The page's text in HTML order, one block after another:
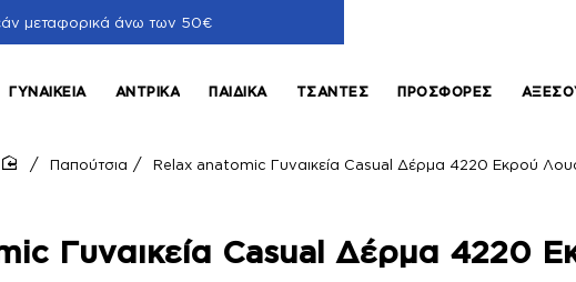
μεταφορικά άνω των 50€
ΓΥΝΑΙΚΕΊΑ ΑΝΤΡΙΚΆ ΠΑΙΔΙΚΆ ΤΣΆΝΤΕΣ ΠΡΟΣΦΟΡΈΣ
Γυναικεία Casual Δέρμα 4220
Παπούτσια Relax anatomic Γυναικεία Casual Δέρμα 4220 Εκρού